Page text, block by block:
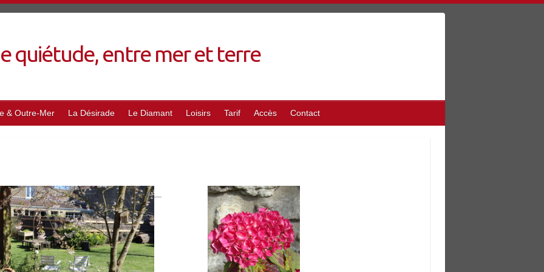
quiétude, entre mer et terre
& Outre-Mer La Désirade Le Diamant Loisirs Tarif Accès Contact